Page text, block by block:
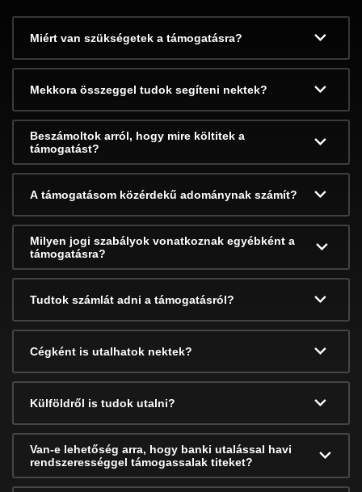
Miért van szükségetek a támogatásra?
Mekkora összeggel tudok segíteni nektek?
Beszámoltok arról, hogy mire költitek a
támogatást?
A támogatásom közérdekű adománynak számít?
Milyen jogi szabályok vonatkoznak egyébként a
támogatásra?
Tudtok számlát adni a támogatásról?
Cégként is utalhatok nektek?
Külföldről is tudok utalni?
Van-e lehetőség arra, hogy banki utalással havi
rendszerességgel támogassalak titeket?